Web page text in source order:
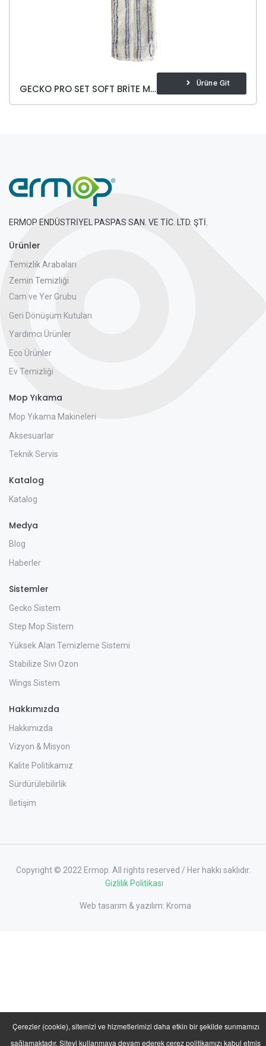
GECKO PRO SET SOFT BRITE MICROFIBER MOP Ürüne Git
ERMOP ENDÜSTRİYEL PASPAS SAN. VE TİC. LTD. ŞTİ.
Ürünler
Temizlik Arabaları
Zemin Temizliği
Cam ve Yer Grubu
Geri Dönüşüm Kutuları
Yardımcı Ürünler
Eco Ürünler
Ev Temizliği
Mop Yıkama
Mop Yıkama Makineleri
Aksesuarlar
Teknik Servis
Katalog
Katalog
Medya
Blog
Haberler
Sistemler
Gecko Sistem
Step Mop Sistem
Yüksek Alan Temizleme Sistemi
Stabilize Sıvı Ozon
Wings Sistem
Hakkımızda
Hakkımızda
Vizyon & Misyon
Kalite Politikamız
Sürdürülebilirlik
İletişim
Copyright © 2022 Ermop. All rights reserved / Her hakkı saklıdır.
Gizlilik Politikası
Web tasarım & yazılım: Kroma
Çerezler (cookie), sitemizi ve hizmetlerimizi daha etkin bir şekilde sunmamızı
sağlamaktadır. Siteyi kullanmaya devam ederek çerez politikamızı kabul etmiş